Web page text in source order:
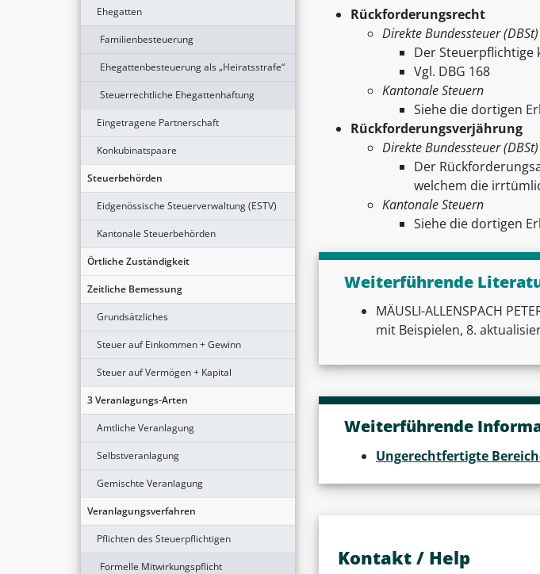
Ehegatten
Familienbesteuerung
Ehegattenbesteuerung als „Heiratsstrafe“
Steuerrechtliche Ehegattenhaftung
Eingetragene Partnerschaft
Konkubinatspaare
Steuerbehörden
Eidgenössische Steuerverwaltung (ESTV)
Kantonale Steuerbehörden
Örtliche Zuständigkeit
Zeitliche Bemessung
Grundsätzliches
Steuer auf Einkommen + Gewinn
Steuer auf Vermögen + Kapital
3 Veranlagungs-Arten
Amtliche Veranlagung
Selbstveranlagung
Gemischte Veranlagung
Veranlagungsverfahren
Pflichten des Steuerpflichtigen
Formelle Mitwirkungspflicht
Rückforderungsrecht
Direkte Bundessteuer (DBSt)
Der Steuerpflichtige
Vgl. DBG 168
Kantonale Steuern
Siehe die dortigen
Rückforderungsverjährung
Direkte Bundessteuer (DBSt)
Der
welchem die
Kantonale Steuern
Siehe die dortigen
Weiterführende
MÄUSLI-ALLENSPACH
mit Beispielen, 8.
Weiterführende
Ungerechtfertigte
Kontakt / Help